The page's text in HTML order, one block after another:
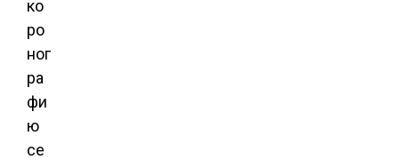
ко
ро
ног
ра
фи
ю
се